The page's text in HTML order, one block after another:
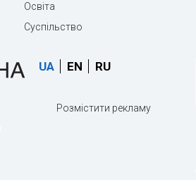
Освіта
Суспільство
UA EN RU
Розмістити рекламу